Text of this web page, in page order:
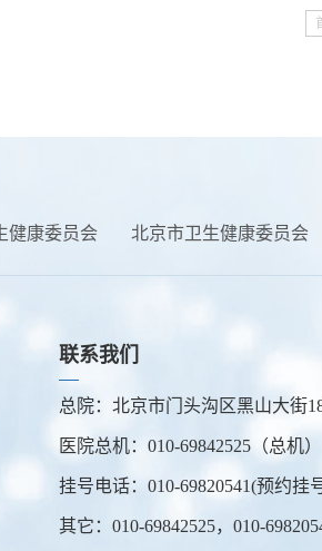
健康委员会 北京市卫生健康委员会
联系我们
总院：北京市门头沟区黑山大街
医院总机：010-69842525（总机）
挂号电话：010-69820541(预约挂
其它：010-69842525，010-